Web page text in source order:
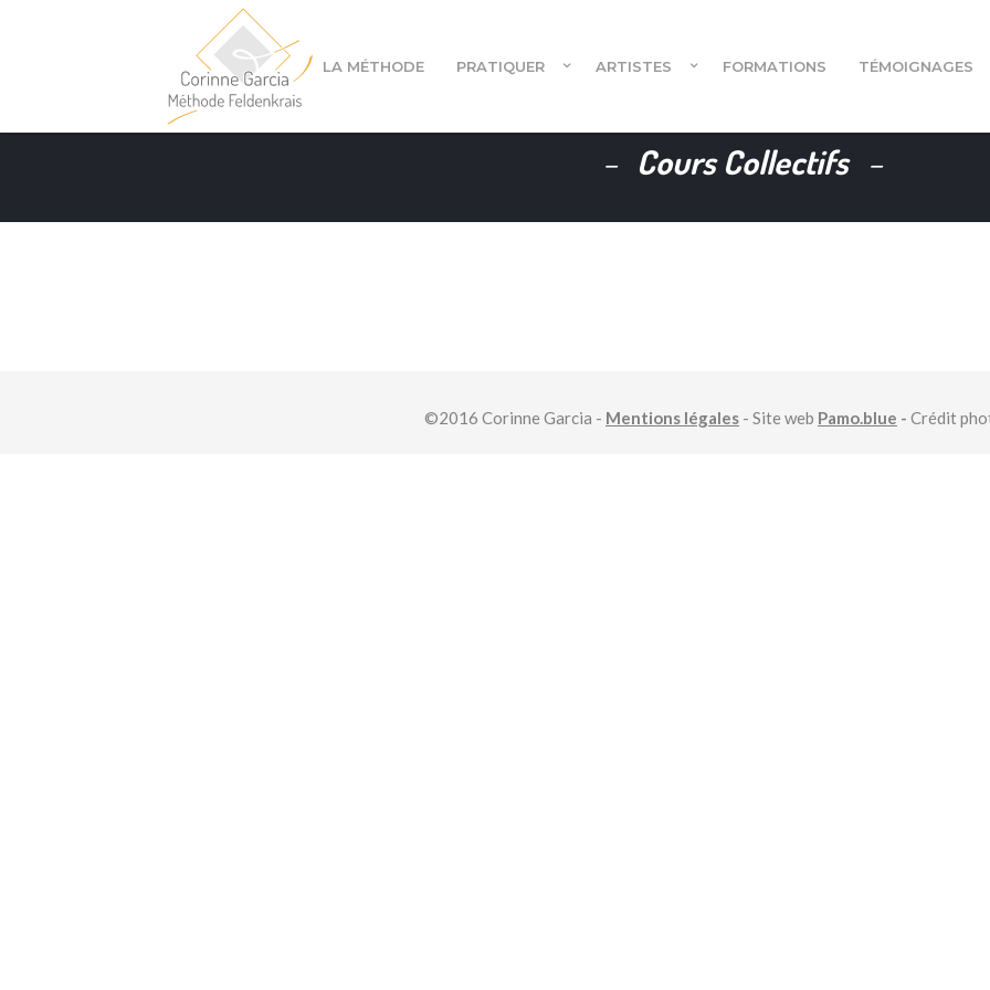
LA MÉTHODE PRATIQUER ARTISTES FORMATIONS TÉMOIGNAGES
Cours Collectifs
©2016 Corinne Garcia - Mentions légales - Site web Pamo.blue - Crédit